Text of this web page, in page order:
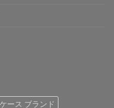
ース ブランド